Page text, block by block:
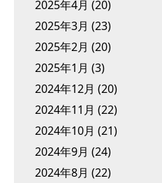
2025年4月 (20)
2025年3月 (23)
2025年2月 (20)
2025年1月 (3)
2024年12月 (20)
2024年11月 (22)
2024年10月 (21)
2024年9月 (24)
2024年8月 (22)